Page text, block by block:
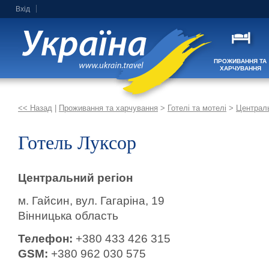
Вхід
ПРОЖИВАННЯ ТА
ХАРЧУВАННЯ
<< Назад Проживання та харчування > Готелі та мотелі >
Готель Луксор
Центральний регіон
м. Гайсин, вул. Гагаріна, 19
Вінницька область
Телефон: +380 433 426 315
GSM: +380 962 030 575